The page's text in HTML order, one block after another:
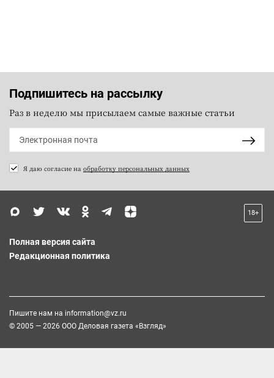
Подпишитесь на рассылку
Раз в неделю мы присылаем самые важные статьи
Я даю согласие на обработку персональных данных
18+
Полная версия сайта
Редакционная политика
Пишите нам на information@vz.ru
© 2005 — 2026 ООО Деловая газета «Взгляд»